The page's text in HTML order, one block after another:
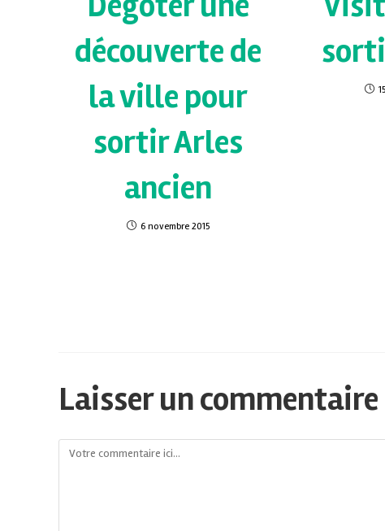
découverte de
la ville pour
sortir Arles
ancien
6 novembre 2015
Laisser un commentaire